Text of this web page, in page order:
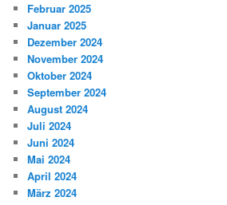
Februar 2025
Januar 2025
Dezember 2024
November 2024
Oktober 2024
September 2024
August 2024
Juli 2024
Juni 2024
Mai 2024
April 2024
März 2024